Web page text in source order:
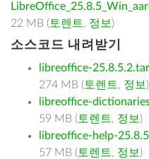
22 MB ( 토렌트, 정보 )
소스코드 내려받기
libreoffice-
274 MB ( 토렌트, 정보 )
libreoffice-
59 MB ( 토렌트, 정보 )
libreoffice-help-
57 MB ( 토렌트, 정보 )